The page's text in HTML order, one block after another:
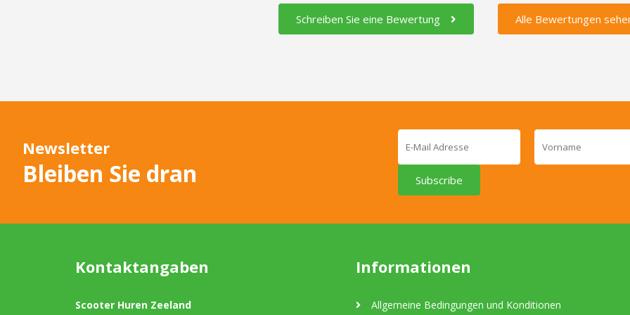
Schreiben Sie eine Bewertung Alle Bewertungen
Newsletter
Bleiben Sie dran Subscribe
Kontaktangaben
Scooter Huren Zeeland
Informationen
Allgemeine Bedingungen und Konditionen